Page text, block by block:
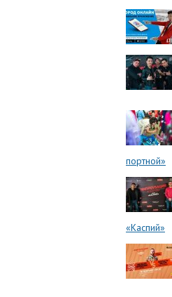
портной»
«Каспий»